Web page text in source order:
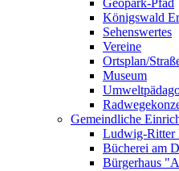
Geopark-Pfad
Königswald
Sehenswertes
Vereine
Ortsplan/
Museum
Gemeindliche
Ludwig-Ritter
Bücherei am
Bürgerhaus